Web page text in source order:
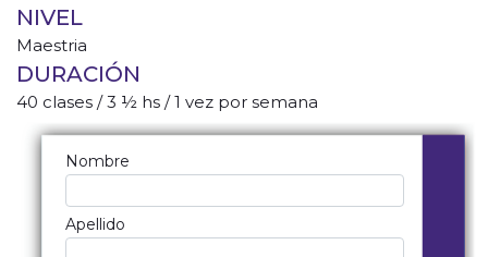
NIVEL
Maestria
DURACIÓN
40 clases / 3 ½ hs / 1 vez por semana
Quiero Información
Nombre
Apellido